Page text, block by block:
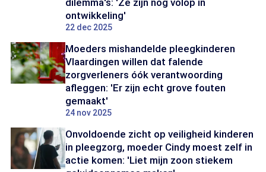
dilemma's: 'Ze zijn nog volop in
ontwikkeling'
22 dec 2025
Moeders mishandelde pleegkinderen
Vlaardingen willen dat falende
zorgverleners óók verantwoording
afleggen: 'Er zijn echt grove fouten
gemaakt'
24 nov 2025
Onvoldoende zicht op veiligheid kinderen
in pleegzorg, moeder Cindy moest zelf in
actie komen: 'Liet mijn zoon stiekem